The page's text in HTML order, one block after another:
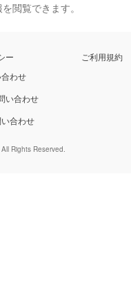
閲覧できます。
ー
ご利用規約
わせ
い合わせ
合わせ
Rights Reserved.